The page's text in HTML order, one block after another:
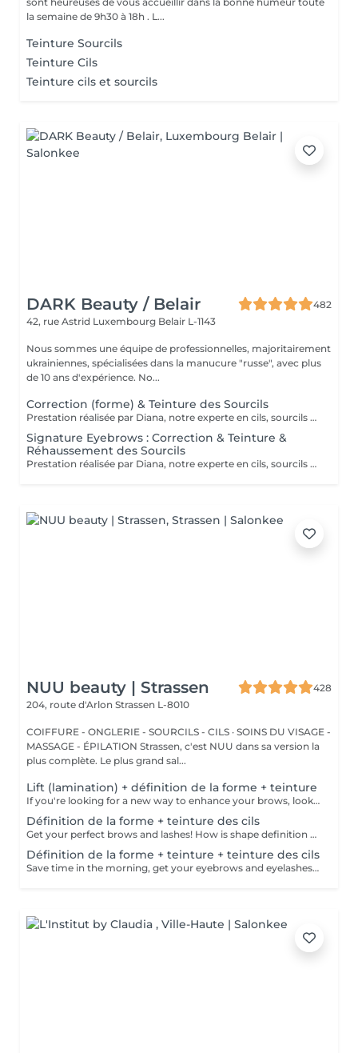
la semaine de 9h30 à 18h . L...
Teinture Sourcils
Teinture Cils
Teinture cils et sourcils
DARK Beauty / Belair
482
42, rue Astrid Luxembourg Belair L-1143
Nous sommes une équipe de professionnelles, majoritairement
ukrainiennes, spécialisées dans la manucure "russe", avec plus
de 10 ans d'expérience. No...
Correction (forme) & Teinture des Sourcils
Prestation réalisée par Diana, notre experte en cils, sourcils et épilation, avec plus de 10 ans d'expérience, garantissant précision et résultats de haute qualité.
Signature Eyebrows : Correction & Teinture &
Réhaussement des Sourcils
Prestation réalisée par Diana, notre experte en cils, sourcils et épilation, avec plus de 10 ans d'expérience, garantissant précision et résultats de haute qualité.
NUU beauty | Strassen
428
204, route d'Arlon Strassen L-8010
COIFFURE - ONGLERIE - SOURCILS - CILS · SOINS DU VISAGE -
MASSAGE - ÉPILATION Strassen, c'est NUU dans sa version la
plus complète. Le plus grand sal...
Lift (lamination) + définition de la forme + teinture
If you're looking for a new way to enhance your brows, look no further than brow lift! During the process, the specialist covers the hairs with special compositions for long-term styling and fixation. Eyebrow lamination is accompanied by coloring. As a result, the eyebrows become bright, neat and well-groomed, and the desired shape remains unchanged for a long time. How is the brow lift done? - consultation (to discuss perfect form and colour) - preparation (brows are washed and marked) - brow style is applied to the brows - brow set is applied the brows - tweezing (excess hair are with tweezers) - tinting (paint or henna is applied) - products are removed from the brows - antiseptic and cream are applied - brows are brushed into their desired position Age restrictions: recommended to do from 16 years. Post procedure recommendations: do not wash brows, do not go to sauna, do not put on makeup for 24 hours. Frequency: once in 6-8 weeks.
Définition de la forme + teinture des cils
Get your perfect brows and lashes! How is shape definition + lash tinting done? - consultation is performed - brows are washed - excess hair is removed with wax - excess hair is removed with tweezers - brows are styled - lashes are washed - patches are applied - tinting is performed - patches are removed Age restrictions: recommended to do from 12 years. Post procedure recommendations: do not put makeup on the skin near the brows 4 hours after the procedure. Frequency: once in 3-4 weeks.
Définition de la forme + teinture + teinture des cils
Save time in the morning, get your eyebrows and eyelashes done! How is the shape definition + tinting + lash tinting done? - consultation is performed - brows are washed - excess hair is removed with wax - excess hair is removed with tweezers - tinting is performed - excess paint is removed - lashes are washed - patches are applied - tinting is performed - patches are removed Age restrictions: recommended age from 14 years. Post procedure recommendations: do not wash brows and lashes, do not put on makeup for 12 hours. Frequency: once in 3-4 weeks.